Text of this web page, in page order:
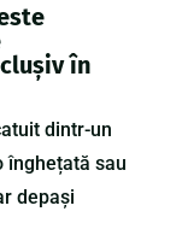
în
dintr-un
înghețată sau
depași